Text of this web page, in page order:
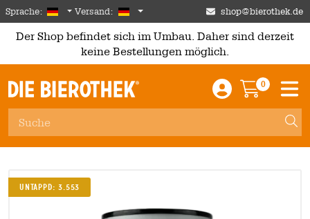
Skip to main content
Sprache: German
Versand: Deutschland shop@bierothek.de
Der Shop befindet sich im Umbau. Daher sind derzeit
keine Bestellungen möglich.
Einloggen /
0
Untappd: 3.553